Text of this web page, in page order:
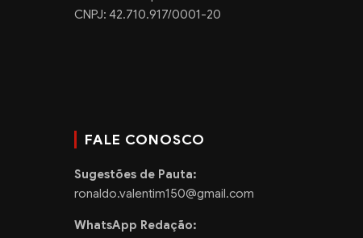
CNPJ: 42.710.917/0001-20
FALE CONOSCO
Sugestões de Pauta:
ronaldo.valentim150@gmail.com
WhatsApp Redação: